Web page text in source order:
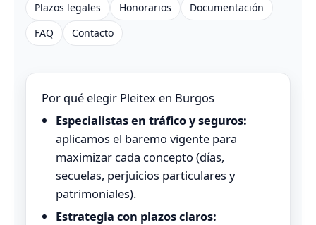
Plazos legales
Honorarios
Documentación
FAQ
Contacto
Por qué elegir Pleitex en Burgos
Especialistas en tráfico y seguros:
aplicamos el baremo vigente para
maximizar cada concepto (días,
secuelas, perjuicios particulares y
patrimoniales).
Estrategia con plazos claros: